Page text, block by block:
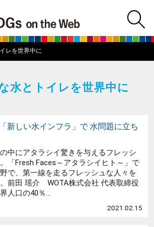
BS朝日SDGs
レを世界中に
水とトイレを世界中に
「新しい水インフラ」で 水問題に立ち
中にアタラシイ驚きを与えるフレッシ
「Fresh Faces～アタラシイヒト～」で
で、第一線を走るフレッシュな人々を
前田 瑶介 WOTA株式会社 代表取締役
人口の40％...
2021.02.15